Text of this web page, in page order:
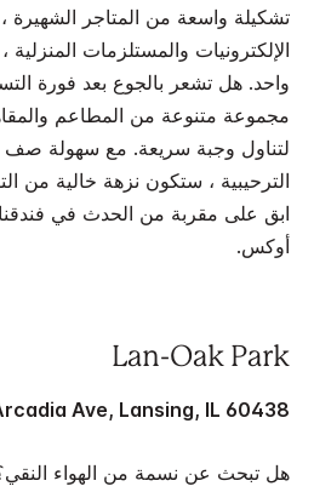
تشكيلة واسعة من المتاجر الشهيرة ،
الإلكترونيات والمستلزمات
واحد. هل تشعر بالجوع بعد فورة
مجموعة متنوعة من المطاعم
لتناول وجبة سريعة. مع سهولة صف
الترحيبية ، ستكون نزهة خالية من
ابق على مقربة من الحدث في
أوكس.
Lan-Oak Park
Ave, Lansing, IL 60438
هل تبحث عن نسمة من الهواء